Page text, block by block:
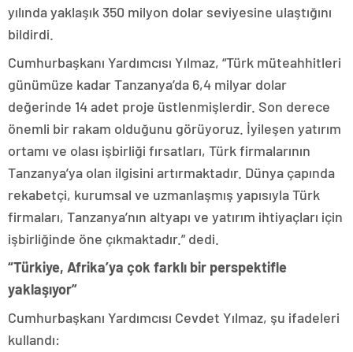
yılında yaklaşık 350 milyon dolar seviyesine ulaştığını
bildirdi.
Cumhurbaşkanı Yardımcısı Yılmaz, “Türk müteahhitleri
günümüze kadar Tanzanya’da 6,4 milyar dolar
değerinde 14 adet proje üstlenmişlerdir. Son derece
önemli bir rakam olduğunu görüyoruz. İyileşen yatırım
ortamı ve olası işbirliği fırsatları, Türk firmalarının
Tanzanya’ya olan ilgisini artırmaktadır. Dünya çapında
rekabetçi, kurumsal ve uzmanlaşmış yapısıyla Türk
firmaları, Tanzanya’nın altyapı ve yatırım ihtiyaçları için
işbirliğinde öne çıkmaktadır.” dedi.
“Türkiye, Afrika’ya çok farklı bir perspektifle
yaklaşıyor”
Cumhurbaşkanı Yardımcısı Cevdet Yılmaz, şu ifadeleri
kullandı: